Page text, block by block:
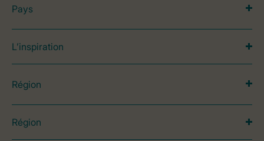
Pays
L’inspiration
Région
Région